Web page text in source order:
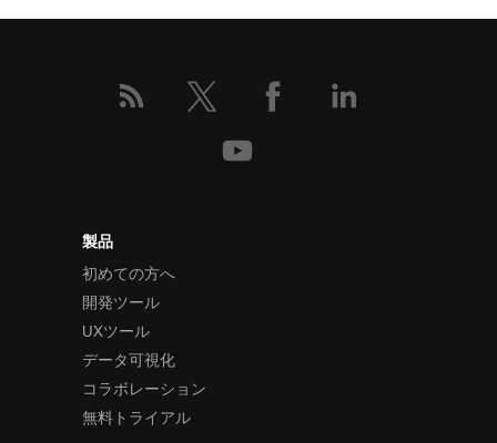
製品
初めての方へ
開発ツール
UXツール
データ可視化
コラボレーション
無料トライアル